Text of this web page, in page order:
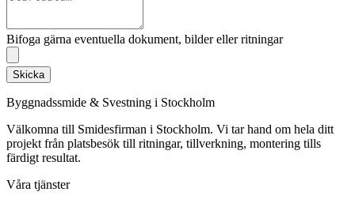
Bifoga gärna eventuella dokument, bilder eller ritningar
Skicka
Byggnadssmide & Svestning i Stockholm
Välkomna till Smidesfirman i Stockholm. Vi tar hand om hela ditt
projekt från platsbesök till ritningar, tillverkning, montering tills
färdigt resultat.
Våra tjänster